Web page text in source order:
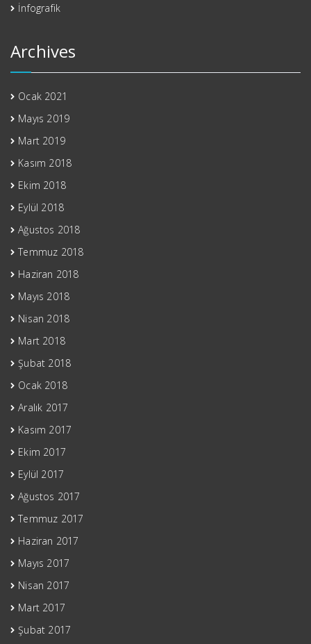
İnfografik
Archives
Ocak 2021
Mayıs 2019
Mart 2019
Kasım 2018
Ekim 2018
Eylül 2018
Ağustos 2018
Temmuz 2018
Haziran 2018
Mayıs 2018
Nisan 2018
Mart 2018
Şubat 2018
Ocak 2018
Aralık 2017
Kasım 2017
Ekim 2017
Eylül 2017
Ağustos 2017
Temmuz 2017
Haziran 2017
Mayıs 2017
Nisan 2017
Mart 2017
Şubat 2017